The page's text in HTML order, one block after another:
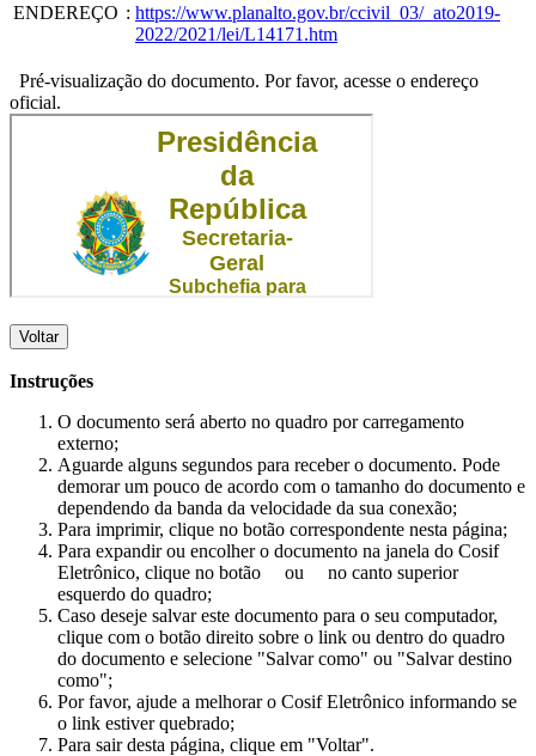
ENDEREÇO : https://www.planalto.gov.br/ccivil_03/_ato2019-
2022/2021/lei/L14171.htm
Pré-visualização do documento. Por favor, acesse o endereço
oficial.
Voltar
Instruções
O documento será aberto no quadro por carregamento
externo;
Aguarde alguns segundos para receber o documento. Pode
demorar um pouco de acordo com o tamanho do documento e
dependendo da banda da velocidade da sua conexão;
Para imprimir, clique no botão correspondente nesta página;
Para expandir ou encolher o documento na janela do Cosif
Eletrônico, clique no botão
ou
no canto superior
esquerdo do quadro;
Caso deseje salvar este documento para o seu computador,
clique com o botão direito sobre o link ou dentro do quadro
do documento e selecione "Salvar como" ou "Salvar destino
como";
Por favor, ajude a melhorar o Cosif Eletrônico informando se
o link estiver quebrado;
Para sair desta página, clique em "Voltar".